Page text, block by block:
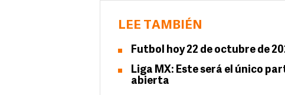
LEE TAMBIÉN
Futbol hoy 22 de octubre de
Liga MX: Este será el único
abierta